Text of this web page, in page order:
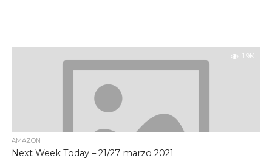
1.9K
AMAZON
Next Week Today – 21/27 marzo 2021